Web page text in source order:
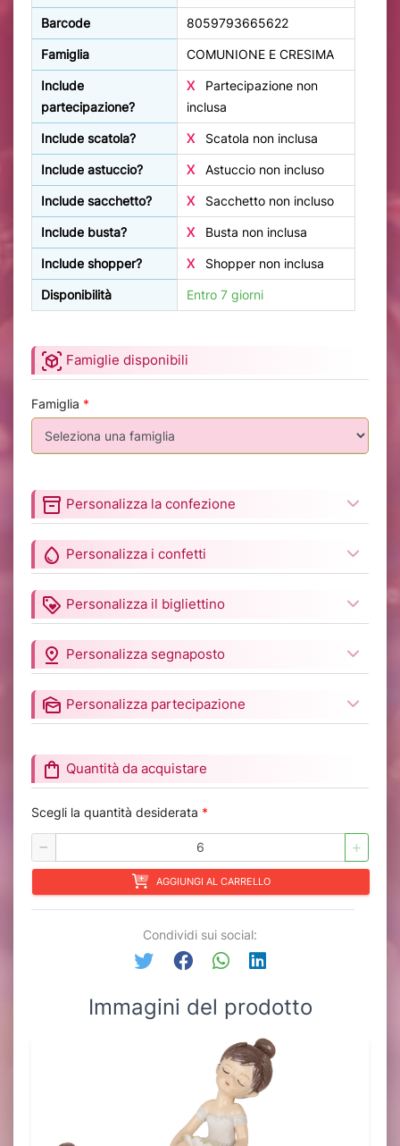
Barcode 8059793665622
Famiglia COMUNIONE E CRESIMA
Include
partecipazione?
X
Partecipazione non
inclusa
Include scatola? X Scatola non inclusa
Include astuccio? X Astuccio non incluso
Include sacchetto? X Sacchetto non incluso
Include busta? X Busta non inclusa
Include shopper? X Shopper non inclusa
Disponibilità Entro 7 giorni
view_in_ar Famiglie disponibili
Famiglia *
inventory_2 Personalizza la confezione
water_drop Personalizza i confetti
loyalty Personalizza il bigliettino
pin_drop Personalizza segnaposto
mark_as_unread Personalizza partecipazione
shopping_bag Quantità da acquistare
Scegli la quantità desiderata *
AGGIUNGI AL CARRELLO
Condividi sui social:
Immagini del prodotto